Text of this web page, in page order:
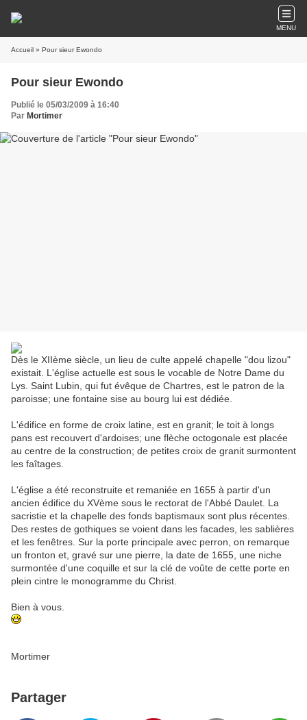
MENU
Accueil » Pour sieur Ewondo
Pour sieur Ewondo
Publié le 05/03/2009 à 16:40
Par Mortimer
Dès le XIIème siècle, un lieu de culte appelé chapelle "dou lizou"
existait. L'église actuelle est sous le vocable de Notre Dame du
Lys. Saint Lubin, qui fut évêque de Chartres, est le patron de la
paroisse; une fontaine sise au bourg lui est dédiée.
L'édifice en forme de croix latine, est en granit; le toit à longs
pans est recouvert d'ardoises; une flèche octogonale est placée
au centre de la construction; de petites croix de granit surmontent
les faîtages.
L'église a été reconstruite et remaniée en 1655 à partir d'un
ancien édifice du XVème sous le rectorat de l'Abbé Daulet. La
sacristie et la chapelle des fonds baptismaux sont plus récentes.
Des restes de gothiques se voient dans les facades, les sablières
et les fenêtres. Sur la porte principale avec perron, on remarque
un fronton et, gravé sur une pierre, la date de 1655, une niche
surmontée d'une coquille et sur la clé de voûte de cette porte en
plein cintre le monogramme du Christ.
Bien à vous.
Mortimer
Partager